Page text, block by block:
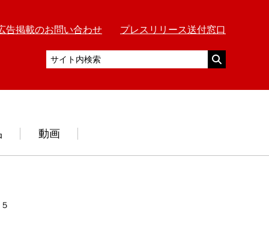
告掲載のお問い合わせ プレスリリース送付窓口
動画
％を維持